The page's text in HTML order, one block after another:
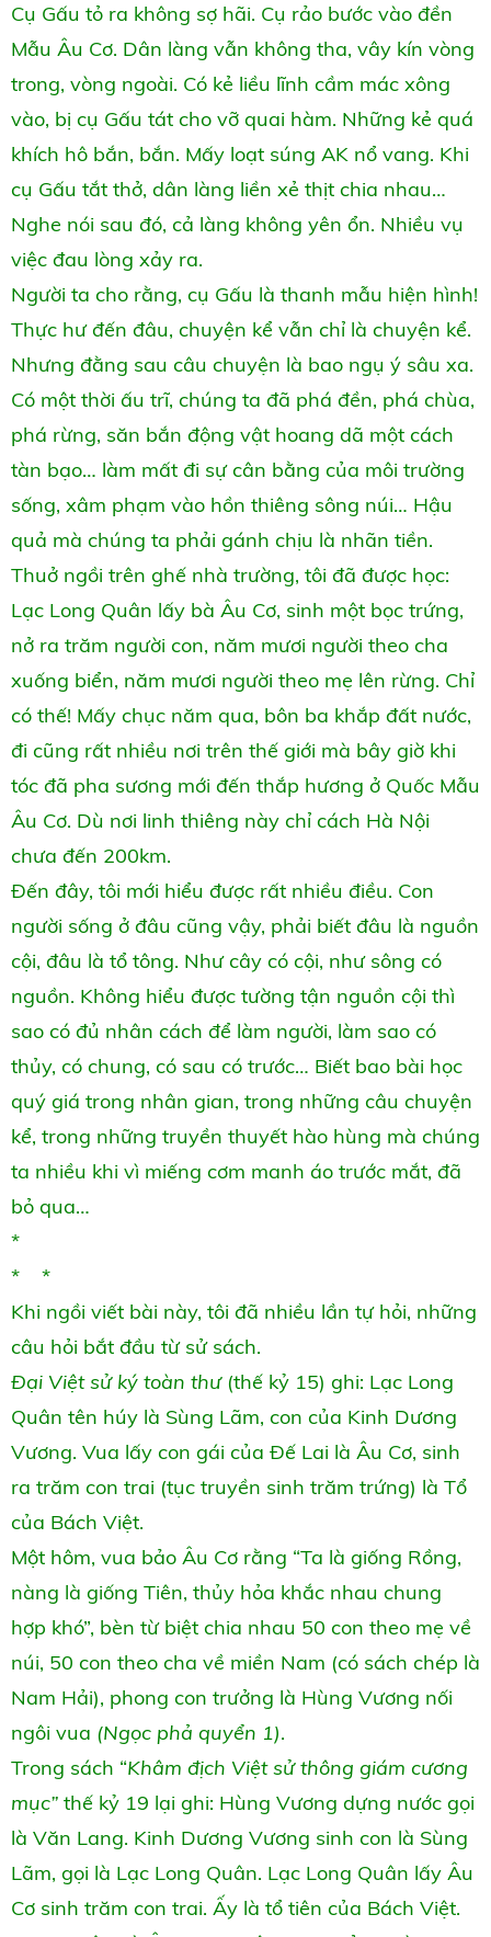
Cụ Gấu tỏ ra không sợ hãi. Cụ rảo bước vào đền
Mẫu Âu Cơ. Dân làng vẫn không tha, vây kín vòng
trong, vòng ngoài. Có kẻ liều lĩnh cầm mác xông
vào, bị cụ Gấu tát cho vỡ quai hàm. Những kẻ quá
khích hô bắn, bắn. Mấy loạt súng AK nổ vang. Khi
cụ Gấu tắt thở, dân làng liền xẻ thịt chia nhau…
Nghe nói sau đó, cả làng không yên ổn. Nhiều vụ
việc đau lòng xảy ra.
Người ta cho rằng, cụ Gấu là thanh mẫu hiện hình!
Thực hư đến đâu, chuyện kể vẫn chỉ là chuyện kể.
Nhưng đằng sau câu chuyện là bao ngụ ý sâu xa.
Có một thời ấu trĩ, chúng ta đã phá đền, phá chùa,
phá rừng, săn bắn động vật hoang dã một cách
tàn bạo… làm mất đi sự cân bằng của môi trường
sống, xâm phạm vào hồn thiêng sông núi… Hậu
quả mà chúng ta phải gánh chịu là nhãn tiền.
Thuở ngồi trên ghế nhà trường, tôi đã được học:
Lạc Long Quân lấy bà Âu Cơ, sinh một bọc trứng,
nở ra trăm người con, năm mươi người theo cha
xuống biển, năm mươi người theo mẹ lên rừng. Chỉ
có thế! Mấy chục năm qua, bôn ba khắp đất nước,
đi cũng rất nhiều nơi trên thế giới mà bây giờ khi
tóc đã pha sương mới đến thắp hương ở Quốc Mẫu
Âu Cơ. Dù nơi linh thiêng này chỉ cách Hà Nội
chưa đến 200km.
Đến đây, tôi mới hiểu được rất nhiều điều. Con
người sống ở đâu cũng vậy, phải biết đâu là nguồn
cội, đâu là tổ tông. Như cây có cội, như sông có
nguồn. Không hiểu được tường tận nguồn cội thì
sao có đủ nhân cách để làm người, làm sao có
thủy, có chung, có sau có trước… Biết bao bài học
quý giá trong nhân gian, trong những câu chuyện
kể, trong những truyền thuyết hào hùng mà chúng
ta nhiều khi vì miếng cơm manh áo trước mắt, đã
bỏ qua…
*
* *
Khi ngồi viết bài này, tôi đã nhiều lần tự hỏi, những
câu hỏi bắt đầu từ sử sách.
Đại Việt sử ký toàn thư(thế kỷ 15) ghi: Lạc Long
Quân tên húy là Sùng Lãm, con của Kinh Dương
Vương. Vua lấy con gái của Đế Lai là Âu Cơ, sinh
ra trăm con trai (tục truyền sinh trăm trứng) là Tổ
của Bách Việt.
Một hôm, vua bảo Âu Cơ rằng “Ta là giống Rồng,
nàng là giống Tiên, thủy hỏa khắc nhau chung
hợp khó”, bèn từ biệt chia nhau 50 con theo mẹ về
núi, 50 con theo cha về miền Nam (có sách chép là
Nam Hải), phong con trưởng là Hùng Vương nối
ngôi vua (Ngọc phả quyển 1).
Trong sách “Khâm địch Việt sử thông giám cương
mục” thế kỷ 19 lại ghi: Hùng Vương dựng nước gọi
là Văn Lang. Kinh Dương Vương sinh con là Sùng
Lãm, gọi là Lạc Long Quân. Lạc Long Quân lấy Âu
Cơ sinh trăm con trai. Ấy là tổ tiên của Bách Việt.